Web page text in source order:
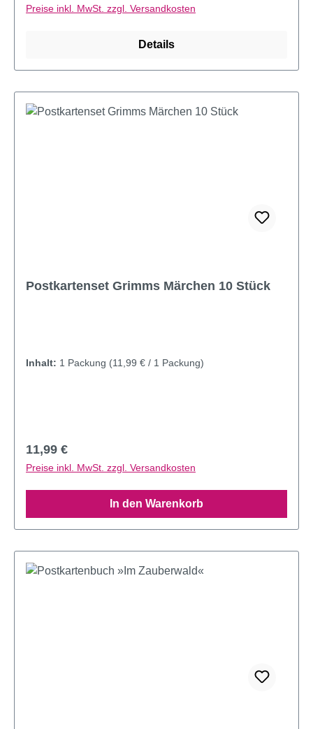
Preise inkl. MwSt. zzgl. Versandkosten
Details
Postkartenset Grimms Märchen 10 Stück
Inhalt: 1 Packung (11,99 € / 1 Packung)
Regulärer Preis:
11,99 €
Preise inkl. MwSt. zzgl. Versandkosten
In den Warenkorb